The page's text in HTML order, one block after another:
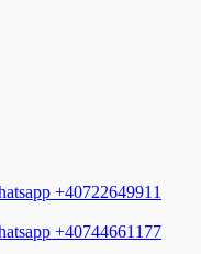
+40722649911
+40744661177